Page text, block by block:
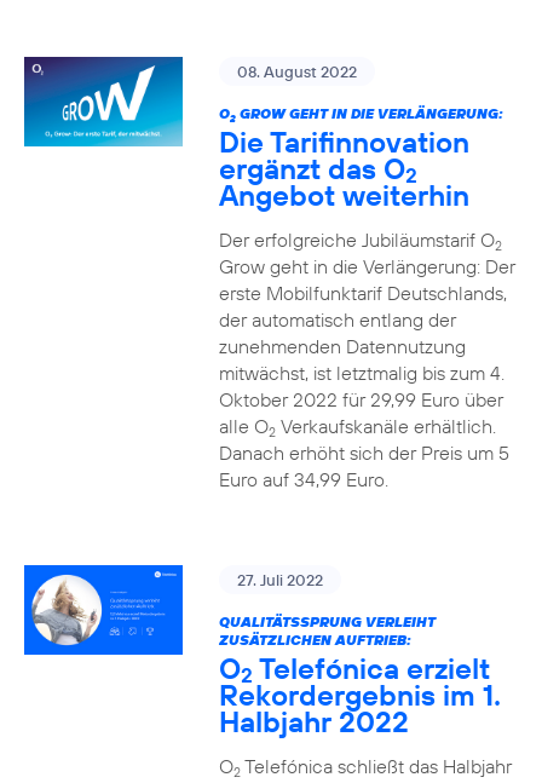
08. August 2022
O2GROW GEHT IN DIE VERLÄNGERUNG:
Die Tarifinnovation
ergänzt das O2
Angebot weiterhin
Der erfolgreiche Jubiläumstarif O2
Grow geht in die Verlängerung: Der
erste Mobilfunktarif Deutschlands,
der automatisch entlang der
zunehmenden Datennutzung
mitwächst, ist letztmalig bis zum 4.
Oktober 2022 für 29,99 Euro über
alle O2Verkaufskanäle erhältlich.
Danach erhöht sich der Preis um 5
Euro auf 34,99 Euro.
27. Juli 2022
QUALITÄTSSPRUNG VERLEIHT
ZUSÄTZLICHEN AUFTRIEB:
O2 Telefónica erzielt
Rekordergebnis im 1.
Halbjahr 2022
O2Telefónica schließt das Halbjahr